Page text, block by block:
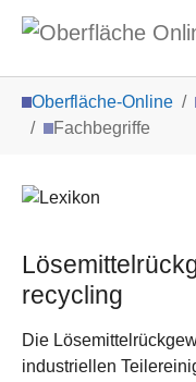
Oberfläche-Online
Fachbegriffe
recycling
Die
industriellen